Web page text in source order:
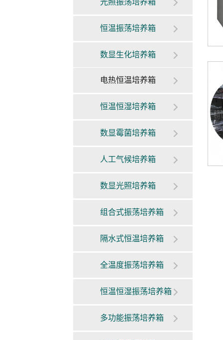
光照振荡培养箱
恒温振荡培养箱
数显生化培养箱
电热恒温培养箱
恒温恒湿培养箱
数显霉菌培养箱
人工气候培养箱
数显光照培养箱
组合式振荡培养箱
隔水式恒温培养箱
全温度振荡培养箱
恒温恒湿振荡培养箱
多功能振荡培养箱